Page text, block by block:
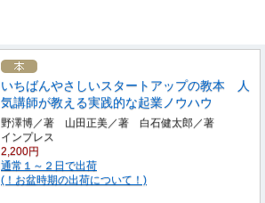
いちばんやさしいスタートアップの教本 人
気講師が教える実践的な起業ノウハウ
野澤博／著 山田正美／著 白石健太郎／著
インプレス
2,200円
通常１～２日で出荷
(！お盆時期の出荷について！)